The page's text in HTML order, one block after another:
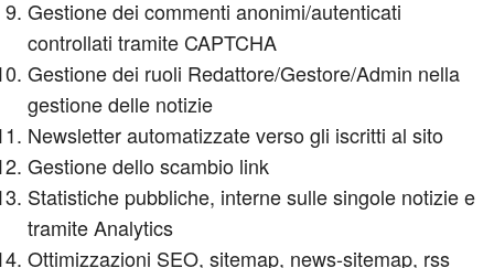
Gestione dei commenti anonimi/autenticati
controllati tramite CAPTCHA
Gestione dei ruoli Redattore/Gestore/Admin nella
gestione delle notizie
Newsletter automatizzate verso gli iscritti al sito
Gestione dello scambio link
Statistiche pubbliche, interne sulle singole notizie e
tramite Analytics
Ottimizzazioni SEO, sitemap, news-sitemap, rss